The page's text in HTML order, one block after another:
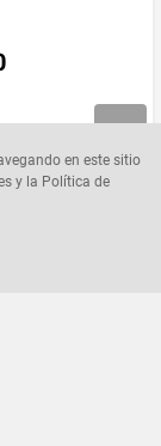
en este sitio
y la Política de